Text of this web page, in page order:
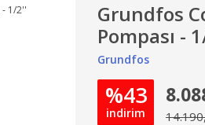
Grundfos
Pompası -
Grundfos
%43
indirim